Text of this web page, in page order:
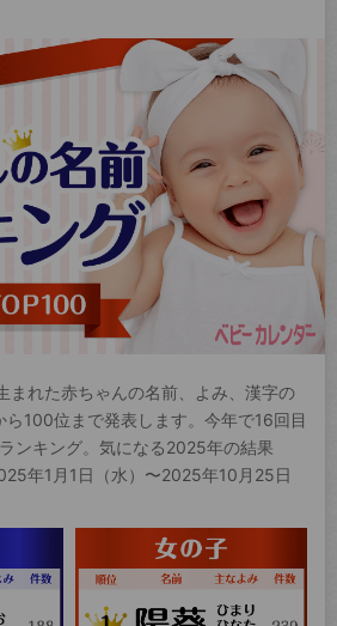
まれた赤ちゃんの名前、よみ、漢字の
ら100位まで発表します。今年で16回目
ンキング。気になる2025年の結果
年1月1日（水）〜2025年10月25日